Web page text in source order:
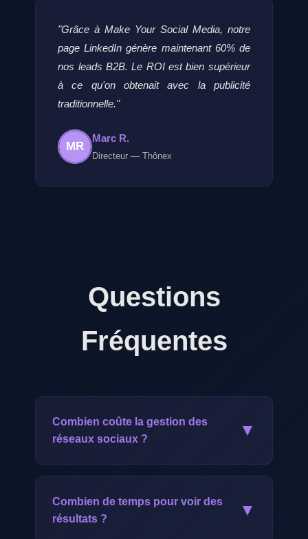
"Grâce à Make Your Social Media, notre
page LinkedIn génère maintenant 60% de
nos leads B2B. Le ROI est bien supérieur
à ce qu'on obtenait avec la publicité
traditionnelle."
MR
Marc R.
Directeur — Thônex
Questions
Fréquentes
Combien coûte la gestion des
réseaux sociaux ?
▼
Notre offre commence à CHF 249.-/mois.
vos réseaux sociaux : stratégie, création
Combien de temps pour voir des
résultats ?
▼